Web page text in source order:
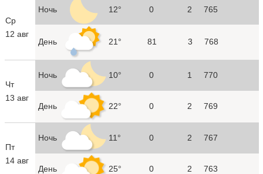
Ср
12 авг
Ночь 12° 0 2 765
День 21° 81 3 768
Чт
13 авг
Ночь 10° 0 1 770
День 22° 0 2 769
Пт
14 авг
Ночь 11° 0 2 767
День 25° 0 2 763